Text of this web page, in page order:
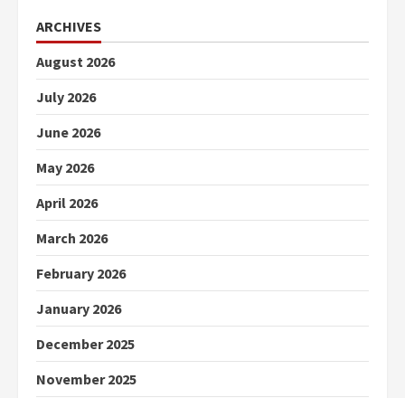
ARCHIVES
August 2026
July 2026
June 2026
May 2026
April 2026
March 2026
February 2026
January 2026
December 2025
November 2025